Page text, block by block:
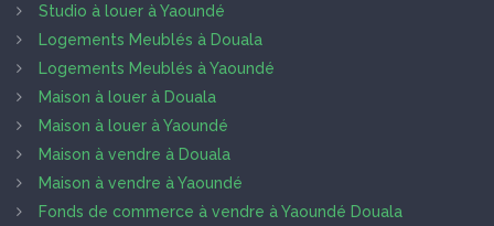
Studio à louer à Yaoundé
Logements Meublés à Douala
Logements Meublés à Yaoundé
Maison à louer à Douala
Maison à louer à Yaoundé
Maison à vendre à Douala
Maison à vendre à Yaoundé
Fonds de commerce à vendre à Yaoundé Douala